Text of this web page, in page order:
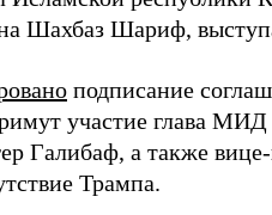
Шахбаз Шариф,
подписание
участие глава
Галибаф, а также
Трампа.